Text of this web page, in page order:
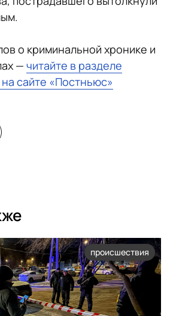
о криминальной хронике и
— читайте в разделе
сайте «Постньюс»
происшествия